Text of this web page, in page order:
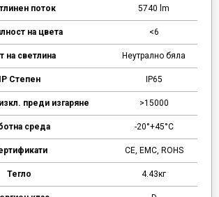
поток 5740 lm
на цвета <6
на светлина Неутрално бяла
IP Степен IP65
преди изгаряне >15000
среда -20°+45°C
CE, EMC, ROHS
Тегло 4.43кг